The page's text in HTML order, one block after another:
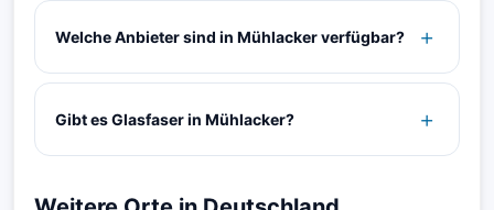
Welche Anbieter sind in Mühlacker verfügbar?
Gibt es Glasfaser in Mühlacker?